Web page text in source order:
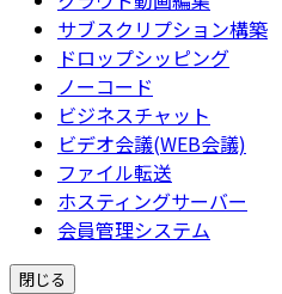
サブスクリプション構築
ドロップシッピング
ノーコード
ビジネスチャット
ビデオ会議(WEB会議)
ファイル転送
ホスティングサーバー
会員管理システム
閉じる